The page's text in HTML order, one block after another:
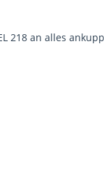
218 an alles